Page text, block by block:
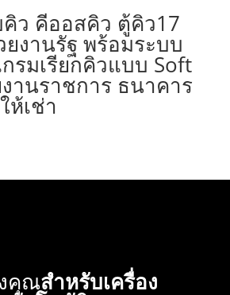
ว คีออสคิว ตู้คิว17
งานรัฐ พร้อมระบบ
รมเรียกคิวแบบ Soft
านราชการ ธนาคาร
ห้เช่า
คุณสำหรับเครื่อง